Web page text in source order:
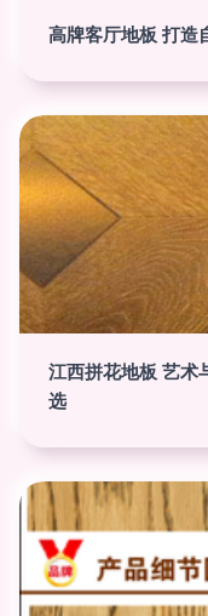
高牌客厅地板 打造
江西拼花地板 艺术
选